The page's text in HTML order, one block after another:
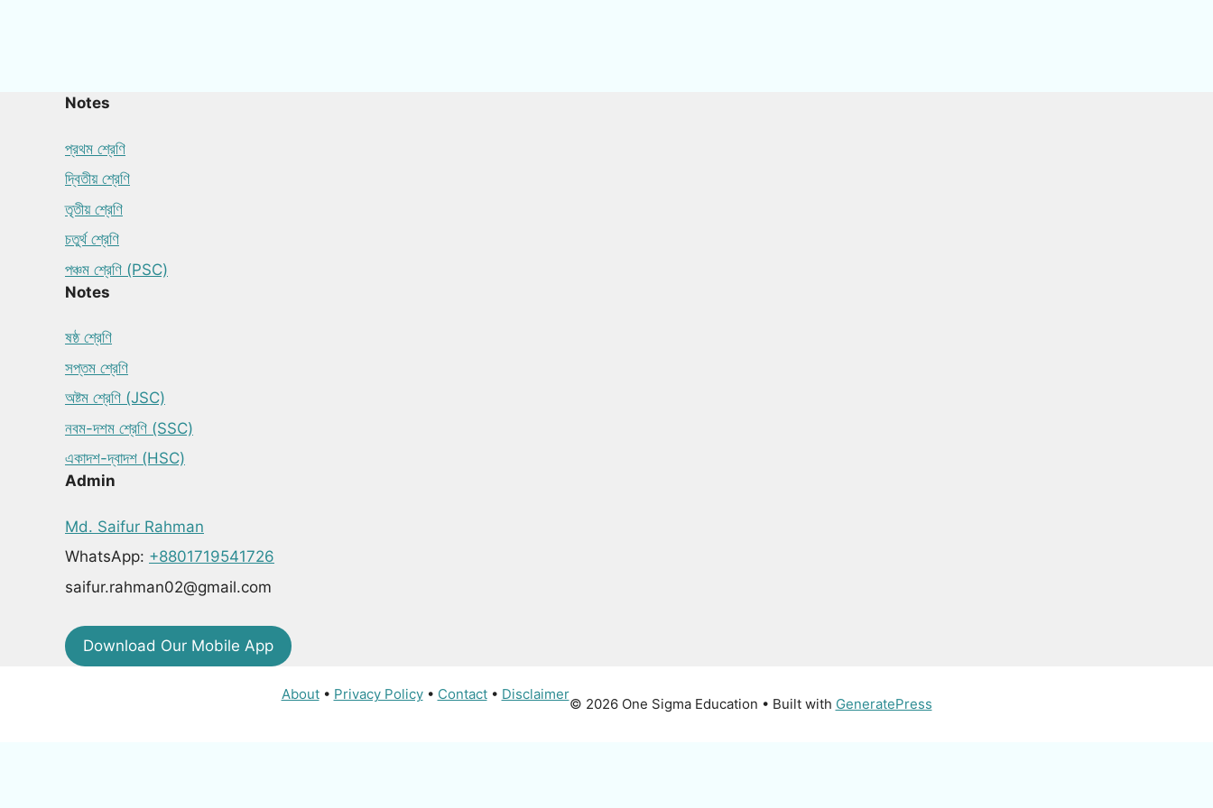
Notes
প্রথম শ্রেণি
দ্বিতীয় শ্রেণি
তৃতীয় শ্রেণি
চতুর্থ শ্রেণি
পঞ্চম শ্রেণি (PSC)
Notes
ষষ্ঠ শ্রেণি
সপ্তম শ্রেণি
অষ্টম শ্রেণি (JSC)
নবম-দশম শ্রেণি (SSC)
একাদশ-দ্বাদশ (HSC)
Admin
Md. Saifur Rahman
WhatsApp: +8801719541726
saifur.rahman02@gmail.com
Download Our Mobile App
About• Privacy Policy• Contact• Disclaimer
© 2026 One Sigma Education • Built with GeneratePress